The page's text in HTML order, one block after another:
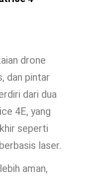
drone
dan pintar
dari dua
4E, yang
seperti
laser.
aman,